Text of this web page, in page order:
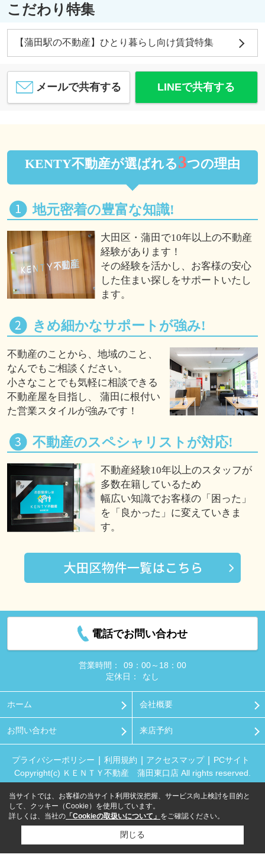
こだわり特集
【蒲田駅の不動産】ひとり暮らし向け賃貸特集
メールで共有する LINEで共有する
KENTY不動産が選ばれる3つの理由
地元密着の豊富な知識!
大田区・蒲田で10年以上の不動産
経験があります！
その経験を活かし、お客様の安心
した住まい探しをサポートいたし
ます。
きめ細かなサポートが強み!
不動産のことから、地域のこと、
なんでもご相談ください。
小さなことでも気軽に相談できる
不動産屋を目指し、 蒲田に根付い
た営業スタイルが強みです！
不動産のスペシャリストが対応!
不動産経験10年以上のスタッフが
多数在籍しているため
幅広い知識でお客様の「困った」
を「良かった」に変えていきま
す。
電話でお問い合わせ
営業時間：
09：00～18：00
定休日：
なし
ホーム 会社概要
お問い合わせ 来店予約
プライバシーポリシー 利用規約 アクセスマップ
PCサイト
Copyright(c) ＫＥＮＴＹ不動産 蒲田東口店 All rights reserved.
当サイトでは、お客様の当サイト利用状況把握、サービス向上検討を目的と
して、クッキー（Cookie）を使用しています。
詳しくは、当社の 「Cookieの取扱いについて」 をご確認ください。
閉じる